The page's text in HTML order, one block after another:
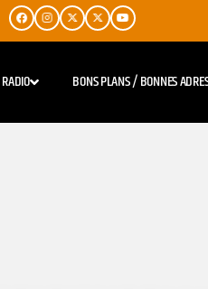
RADIO BONS PLANS / BONNES